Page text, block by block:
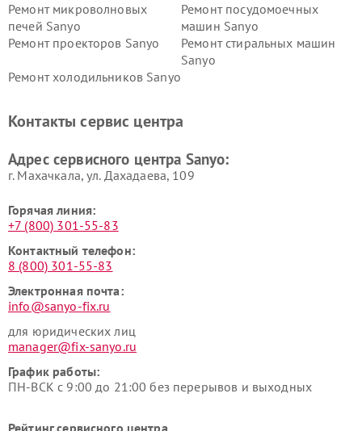
Ремонт микроволновых
печей Sanyo
Ремонт посудомоечных
машин Sanyo
Ремонт проекторов Sanyo
Ремонт стиральных машин
Sanyo
Ремонт холодильников Sanyo
Контакты сервис центра
Адрес сервисного центра Sanyo:
г. Махачкала, ул. Дахадаева, 109
Горячая линия:
+7 (800) 301-55-83
Контактный телефон:
8 (800) 301-55-83
Электронная почта:
info@sanyo-fix.ru
для юридических лиц
manager@fix-sanyo.ru
График работы:
ПН-ВСК с 9:00 до 21:00 без перерывов и выходных
Рейтинг сервисного центра